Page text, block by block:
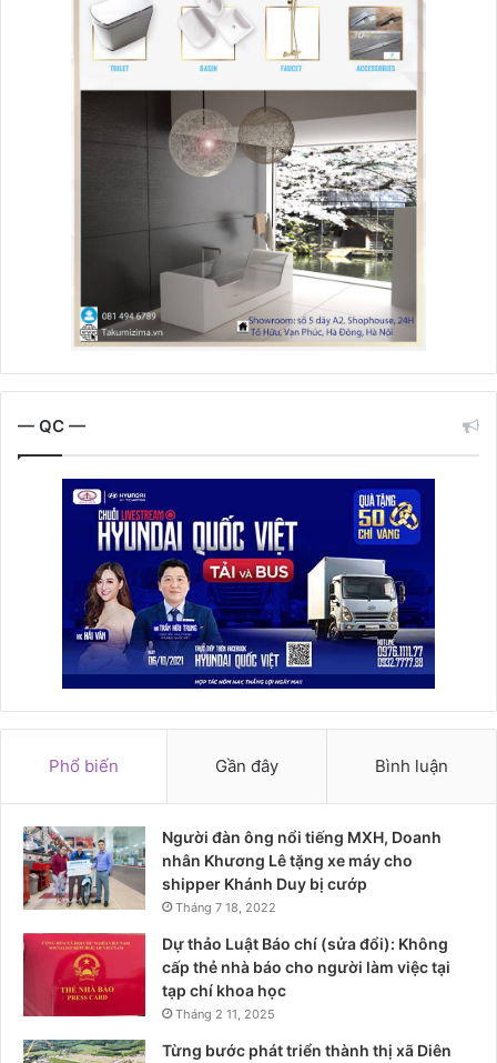
— QC —
Phổ biến Gần đây Bình luận
Người đàn ông nổi tiếng MXH, Doanh
nhân Khương Lê tặng xe máy cho
shipper Khánh Duy bị cướp
Tháng 7 18, 2022
Dự thảo Luật Báo chí (sửa đổi): Không
cấp thẻ nhà báo cho người làm việc tại
tạp chí khoa học
Tháng 2 11, 2025
Từng bước phát triển thành thị xã Diên